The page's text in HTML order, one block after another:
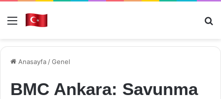
Menü
Anasayfa /Genel
BMC Ankara: Savunma